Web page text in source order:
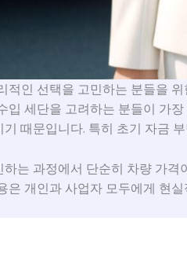
적인 선택을 고민하는 분들을 위
입 세단을 고려하는 분들이 가
때문입니다. 특히 초기 자금
는 과정에서 단순히 차량 가
은 개인과 사업자 모두에게 현